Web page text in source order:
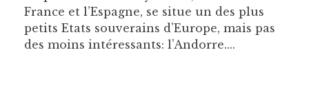
France et l’Espagne, se situe un des plus
petits Etats souverains d’Europe, mais pas
des moins intéressants: l’Andorre....